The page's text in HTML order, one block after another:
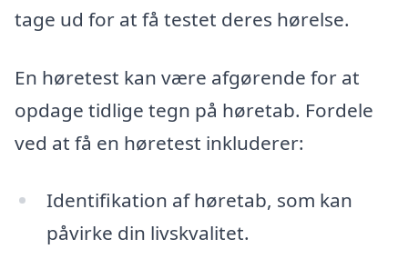
tage ud for at få testet deres hørelse.
En høretest kan være afgørende for at
opdage tidlige tegn på høretab. Fordele
ved at få en høretest inkluderer:
Identifikation af høretab, som kan
påvirke din livskvalitet.